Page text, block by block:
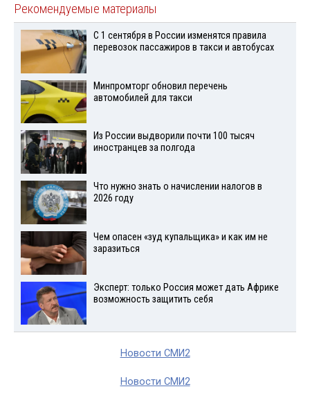
Рекомендуемые материалы
С 1 сентября в России изменятся правила
перевозок пассажиров в такси и автобусах
Минпромторг обновил перечень
автомобилей для такси
Из России выдворили почти 100 тысяч
иностранцев за полгода
Что нужно знать о начислении налогов в
2026 году
Чем опасен «зуд купальщика» и как им не
заразиться
Эксперт: только Россия может дать Африке
возможность защитить себя
Новости СМИ2
Новости СМИ2